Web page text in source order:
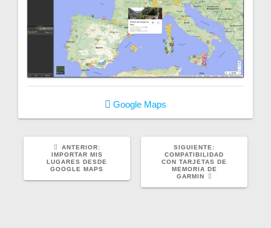
Google Maps
ANTERIOR:POST
ANTERIOR:
IMPORTAR MIS
LUGARES DESDE
GOOGLE MAPS
SIGUIENTE:
POST:
COMPATIBILIDAD
CON TARJETAS DE
MEMORIA DE
GARMIN